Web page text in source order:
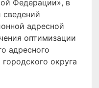
Федерации», в
сведений
адресной
оптимизации
адресного
округа